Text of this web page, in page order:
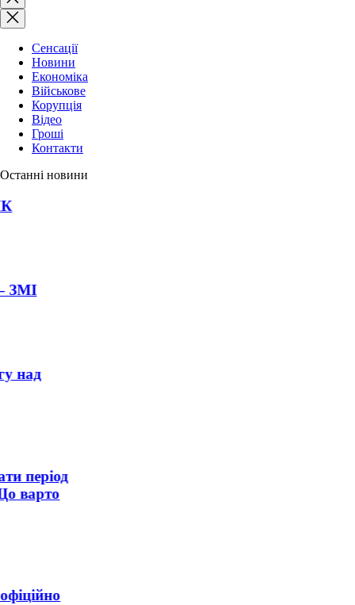
пошук
Сенсації
Новини
Економіка
Військове
Корупція
Відео
Гроші
Контакти
Останні новини
ЗМІ
над
період
варто